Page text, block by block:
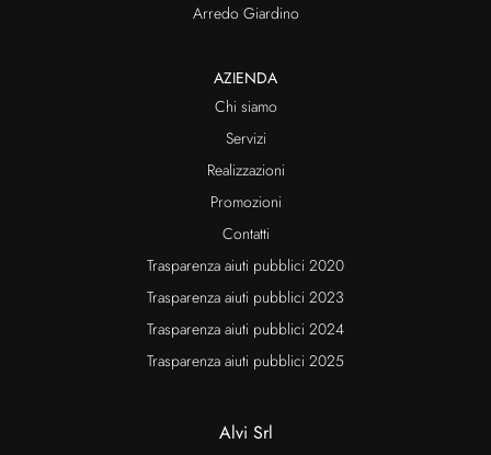
Arredo Giardino
AZIENDA
Chi siamo
Servizi
Realizzazioni
Promozioni
Contatti
Trasparenza aiuti pubblici 2020
Trasparenza aiuti pubblici 2023
Trasparenza aiuti pubblici 2024
Trasparenza aiuti pubblici 2025
Alvi Srl